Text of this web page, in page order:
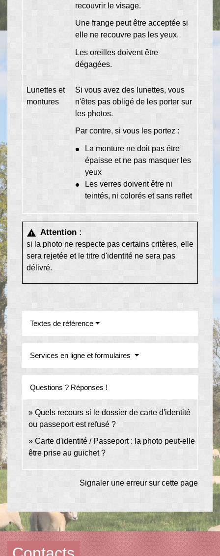
recouvrir le visage.
Une frange peut être acceptée si
elle ne recouvre pas les yeux.
Les oreilles doivent être
dégagées.
Lunettes et
montures
Si vous avez des lunettes, vous
n'êtes pas obligé de les porter sur
les photos.
Par contre, si vous les portez :
La monture ne doit pas être
épaisse et ne pas masquer les
yeux
Les verres doivent être ni
teintés, ni colorés et sans reflet
warning Attention :
si la photo ne respecte pas certains critères, elle
sera rejetée et le titre d'identité ne sera pas
délivré.
Textes de référence
Services en ligne et formulaires
Questions ? Réponses !
Quels recours si le dossier de carte d'identité
ou passeport est refusé ?
Carte d'identité / Passeport : la photo peut-elle
être prise au guichet ?
Signaler une erreur sur cette page